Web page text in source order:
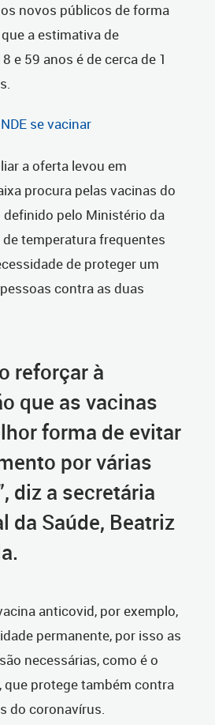
novos públicos de forma
a estimativa de
e 59 anos é de cerca de 1
se vacinar
a oferta levou em
procura pelas vacinas do
pelo Ministério da
de temperatura frequentes
de proteger um
contra as duas
reforçar à
que as vacinas
forma de evitar
por várias
diz a secretária
da Saúde, Beatriz
anticovid, por exemplo,
permanente, por isso as
necessárias, como é o
que protege também contra
do coronavírus.